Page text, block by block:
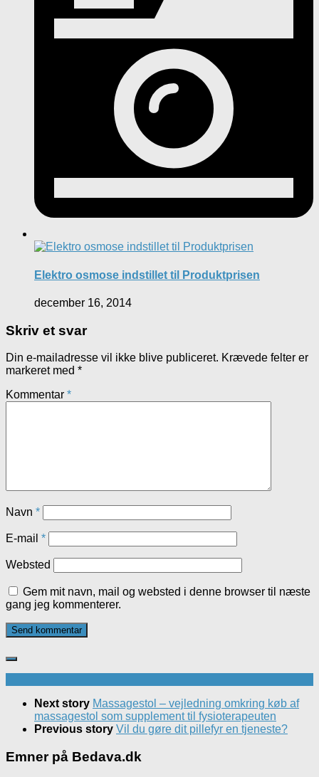
Elektro osmose indstillet til Produktprisen
december 16, 2014
Skriv et svar
Din e-mailadresse vil ikke blive publiceret. Krævede felter er
markeret med *
Kommentar *
Navn *
E-mail *
Websted
Gem mit navn, mail og websted i denne browser til næste
gang jeg kommenterer.
Next story Massagestol – vejledning omkring køb af
massagestol som supplement til fysioterapeuten
Previous story Vil du gøre dit pillefyr en tjeneste?
Emner på Bedava.dk